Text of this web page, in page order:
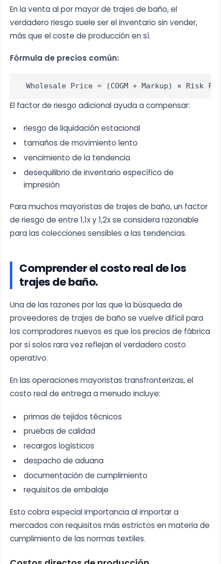
En la venta al por mayor de trajes de baño, el
verdadero riesgo suele ser el inventario sin vender,
más que el coste de producción en sí.
Fórmula de precios común:
Wholesale Price = (COGM + Markup) × Risk
El factor de riesgo adicional ayuda a compensar:
riesgo de liquidación estacional
tamaños de movimiento lento
vencimiento de la tendencia
desequilibrio de inventario específico de
impresión
Para muchos mayoristas de trajes de baño, un factor
de riesgo de entre 1,1x y 1,2x se considera razonable
para las colecciones sensibles a las tendencias.
Comprender el costo real de los
trajes de baño.
Una de las razones por las que la búsqueda de
proveedores de trajes de baño se vuelve difícil para
los compradores nuevos es que los precios de fábrica
por sí solos rara vez reflejan el verdadero costo
operativo.
En las operaciones mayoristas transfronterizas, el
costo real de entrega a menudo incluye:
primas de tejidos técnicos
pruebas de calidad
recargos logísticos
despacho de aduana
documentación de cumplimiento
requisitos de embalaje
Esto cobra especial importancia al importar a
mercados con requisitos más estrictos en materia de
cumplimiento de las normas textiles.